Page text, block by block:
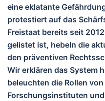
eine eklatante
protestiert auf das
Freistaat bereits seit
gelistet ist, hebeln die
den präventiven
Wir erklären das System
beleuchten die Rollen
Forschungsinstituten